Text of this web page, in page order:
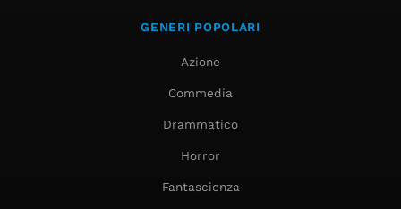
GENERI POPOLARI
Azione
Commedia
Drammatico
Horror
Fantascienza